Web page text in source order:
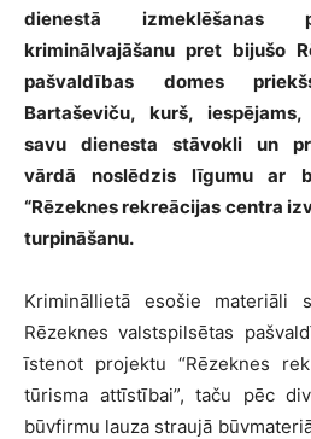
dienestā izmeklēšanas
kriminālvajāšanu pret bijušo
pašvaldības domes
Bartaševiču, kurš,
savu dienesta stāvokli un
vārdā noslēdzis līgumu ar
“Rēzeknes rekreācijas centra
turpināšanu.
Krimināllietā esošie
Rēzeknes valstspilsētas
īstenot projektu “Rēzeknes
tūrisma attīstībai”, taču pēc
būvfirmu lauza straujā